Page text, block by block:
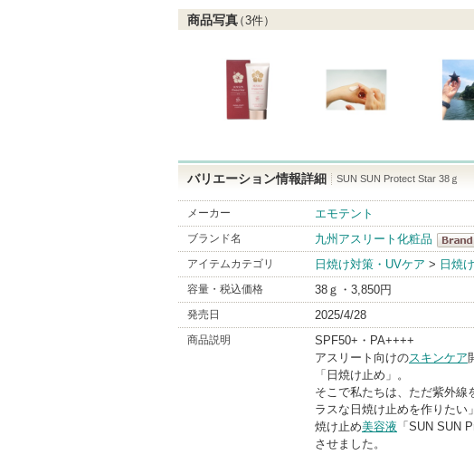
商品写真（3件）
バリエーション情報詳細 SUN SUN Protect Star 38ｇ
メーカー エモテント
ブランド名
九州アスリート化粧品
九州ア
ト化粧
アイテムカテゴリ 日焼け対策・UVケア > 日焼
容量・税込価格 38ｇ・3,850円
発売日 2025/4/28
商品説明
SPF50+・PA++++
アスリート向けのスキンケア
「日焼け止め」。
そこで私たちは、ただ紫外線
ラスな日焼け止めを作りたい
焼け止め美容液 「SUN SUN
させました。